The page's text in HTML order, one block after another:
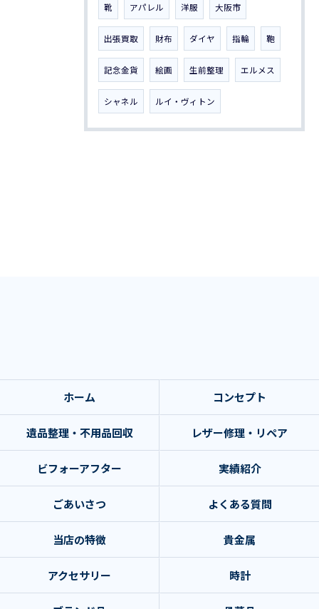
靴 アパレル 洋服 大阪市
出張買取 財布 ダイヤ 指輪 鞄
記念金貨 絵画 生前整理 エルメス
シャネル ルイ・ヴィトン
ホーム コンセプト
遺品整理・不用品回収 レザー修理・リペア
ビフォーアフター 実績紹介
ごあいさつ よくある質問
当店の特徴 貴金属
アクセサリー 時計